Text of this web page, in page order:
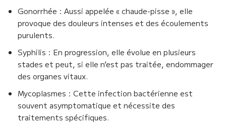
Gonorrhée : Aussi appelée « chaude-pisse », elle
provoque des douleurs intenses et des écoulements
purulents.
Syphilis : En progression, elle évolue en plusieurs
stades et peut, si elle n’est pas traitée, endommager
des organes vitaux.
Mycoplasmes : Cette infection bactérienne est
souvent asymptomatique et nécessite des
traitements spécifiques.